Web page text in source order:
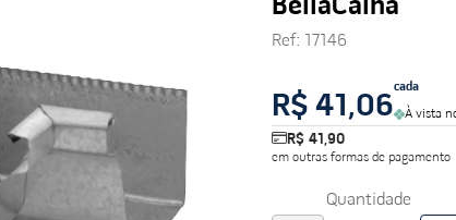
BellaCalha
Ref: 17146
R$ 41,06
cada
À vista
R$ 41,90
em outras formas de pagamento
Quantidade
vaso sanitário
9 telhas
porcelanato acetinado